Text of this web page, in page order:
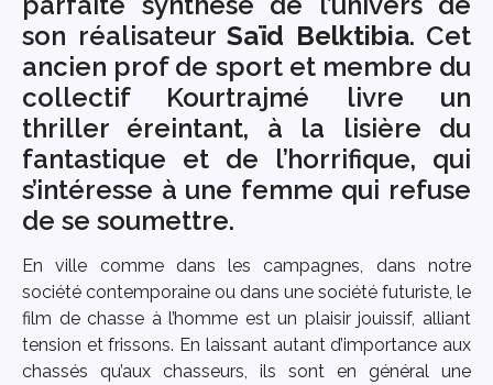
son réalisateur Saïd Belktibia. Cet
ancien prof de sport et membre du
collectif Kourtrajmé livre un
thriller éreintant, à la lisière du
fantastique et de l’horrifique, qui
s’intéresse à une femme qui refuse
de se soumettre.
En ville comme dans les campagnes, dans notre
société contemporaine ou dans une société futuriste, le
film de chasse à l’homme est un plaisir jouissif, alliant
tension et frissons. En laissant autant d’importance aux
chassés qu’aux chasseurs, ils sont en général une